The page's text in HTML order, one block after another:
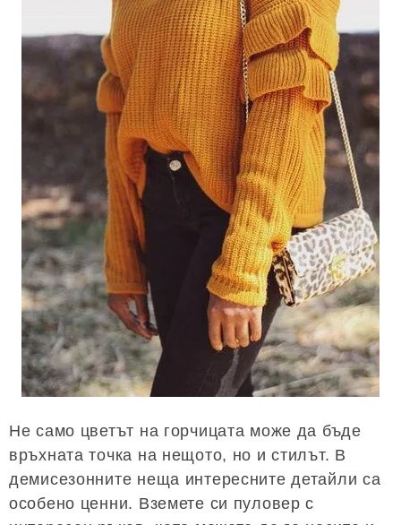
Не само цветът на горчицата може да бъде
връхната точка на нещото, но и стилът. В
демисезонните неща интересните детайли са
особено ценни. Вземете си пуловер с